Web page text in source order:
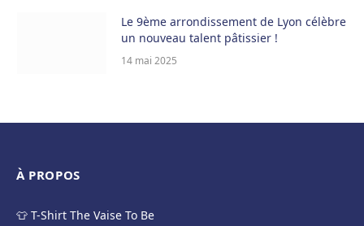
Le 9ème arrondissement de Lyon célèbre
un nouveau talent pâtissier !
14 mai 2025
À PROPOS
👕 T-Shirt The Vaise To Be